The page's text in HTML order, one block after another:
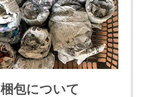
梱包について